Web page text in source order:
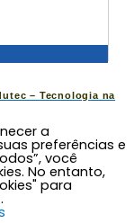
– Tecnologia na
a
preferências e
você
No entanto,
para